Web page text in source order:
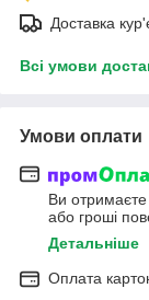
Доставка
Всі умови
Умови оплати
Ви
або гроші
Детальніше
Оплата